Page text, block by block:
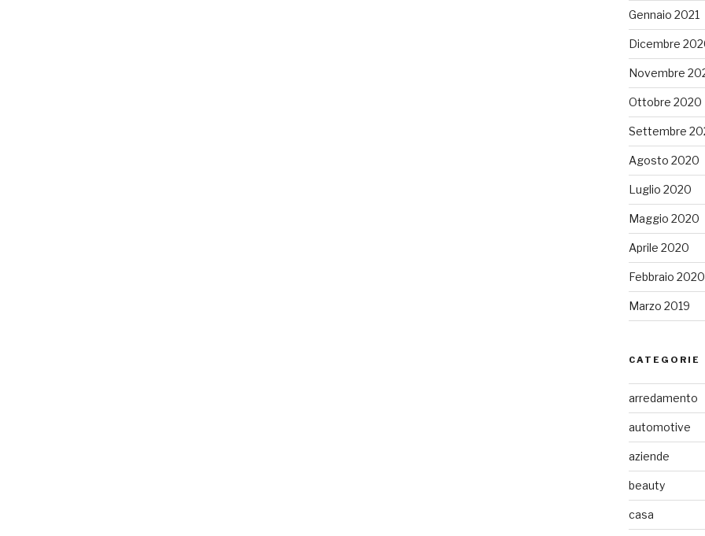
Gennaio 2021
Dicembre
Novembre
Ottobre 2020
Settembre
Agosto 2020
Luglio 2020
Maggio 2020
Aprile 2020
Febbraio 2020
Marzo 2019
CATEGORIE
arredamento
automotive
aziende
beauty
casa